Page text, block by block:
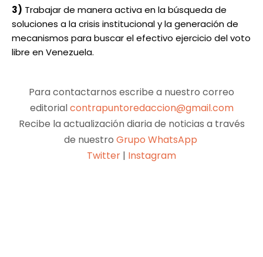
3) Trabajar de manera activa en la búsqueda de
soluciones a la crisis institucional y la generación de
mecanismos para buscar el efectivo ejercicio del voto
libre en Venezuela.
Para contactarnos escribe a nuestro correo
editorialcontrapuntoredaccion@gmail.com
Recibe la actualización diaria de noticias a través
de nuestro Grupo WhatsApp
Twitter | Instagram